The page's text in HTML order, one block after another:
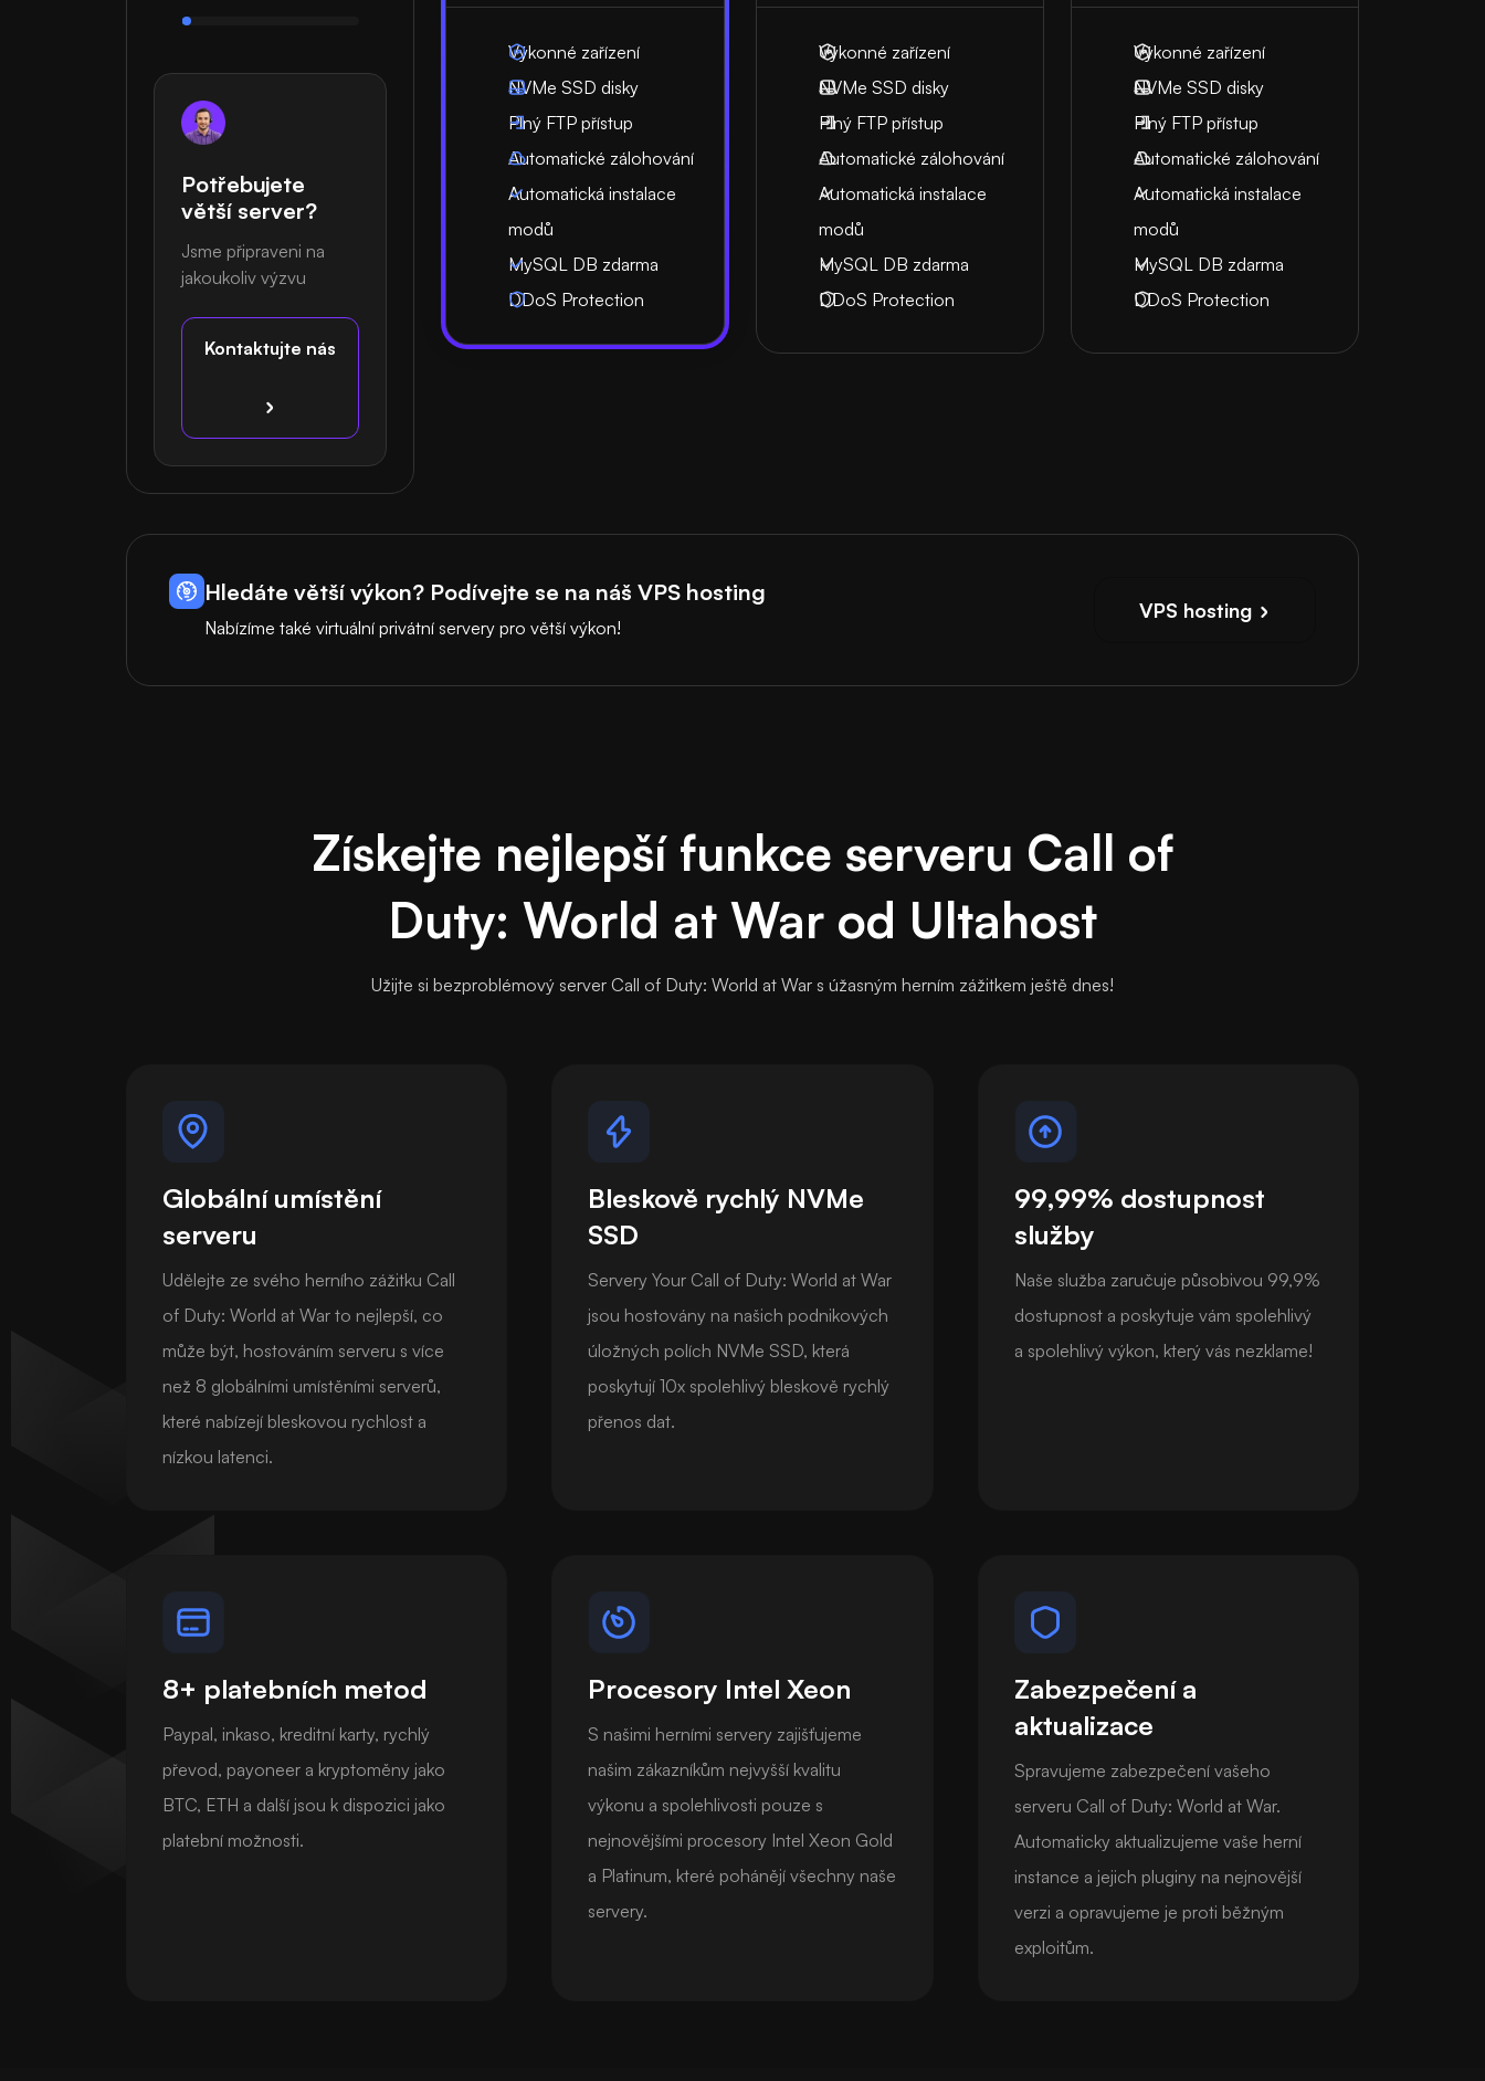
Potřebujete
větší server?
Jsme připraveni na
jakoukoliv výzvu
Kontaktujte nás
Výkonné zařízení
NVMe SSD disky
Plný FTP přístup
Automatické zálohování
Automatická instalace
modů
MySQL DB zdarma
DDoS Protection
Výkonné zařízení
NVMe SSD disky
Plný FTP přístup
Automatické zálohování
Automatická instalace
modů
MySQL DB zdarma
DDoS Protection
Výkonné zařízení
NVMe SSD disky
Plný FTP přístup
Automatické zálohování
Automatická instalace
modů
MySQL DB zdarma
DDoS Protection
Hledáte větší výkon? Podívejte se na náš VPS hosting
Nabízíme také virtuální privátní servery pro větší výkon!
VPS hosting
Získejte nejlepší funkce serveru Call of
Duty: World at War od Ultahost
Užijte si bezproblémový server Call of Duty: World at War s úžasným herním zážitkem ještě dnes!
Globální umístění
serveru
Udělejte ze svého herního zážitku Call
of Duty: World at War to nejlepší, co
může být, hostováním serveru s více
než 8 globálními umístěními serverů,
které nabízejí bleskovou rychlost a
nízkou latenci.
Bleskově rychlý NVMe
SSD
Servery Your Call of Duty: World at War
jsou hostovány na našich podnikových
úložných polích NVMe SSD, která
poskytují 10x spolehlivý bleskově rychlý
přenos dat.
99,99% dostupnost
služby
Naše služba zaručuje působivou 99,9%
dostupnost a poskytuje vám spolehlivý
a spolehlivý výkon, který vás nezklame!
8+ platebních metod
Paypal, inkaso, kreditní karty, rychlý
převod, payoneer a kryptoměny jako
BTC, ETH a další jsou k dispozici jako
platební možnosti.
Procesory Intel Xeon
S našimi herními servery zajišťujeme
našim zákazníkům nejvyšší kvalitu
výkonu a spolehlivosti pouze s
nejnovějšími procesory Intel Xeon Gold
a Platinum, které pohánějí všechny naše
servery.
Zabezpečení a
aktualizace
Spravujeme zabezpečení vašeho
serveru Call of Duty: World at War.
Automaticky aktualizujeme vaše herní
instance a jejich pluginy na nejnovější
verzi a opravujeme je proti běžným
exploitům.